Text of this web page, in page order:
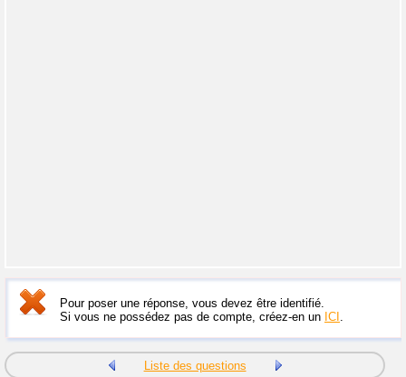
Pour poser une réponse, vous devez être identifié.
Si vous ne possédez pas de compte, créez-en un ICI .
Liste des questions